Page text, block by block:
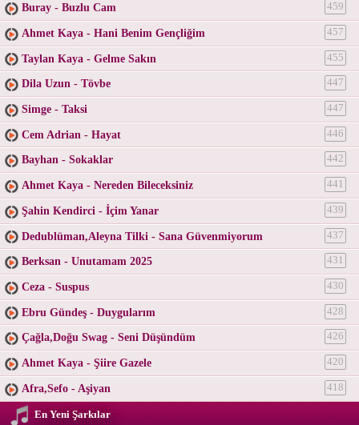
Buray - Buzlu Cam 459
Ahmet Kaya - Hani Benim Gençliğim 457
Taylan Kaya - Gelme Sakın 455
Dila Uzun - Tövbe 447
Simge - Taksi 447
Cem Adrian - Hayat 446
Bayhan - Sokaklar 442
Ahmet Kaya - Nereden Bileceksiniz 441
Şahin Kendirci - İçim Yanar 439
Dedublüman,Aleyna Tilki - Sana Güvenmiyorum 437
Berksan - Unutamam 2025 431
Ceza - Suspus 430
Ebru Gündeş - Duygularım 428
Çağla,Doğu Swag - Seni Düşündüm 426
Ahmet Kaya - Şiire Gazele 420
Afra,Sefo - Aşiyan 418
En Yeni Şarkılar